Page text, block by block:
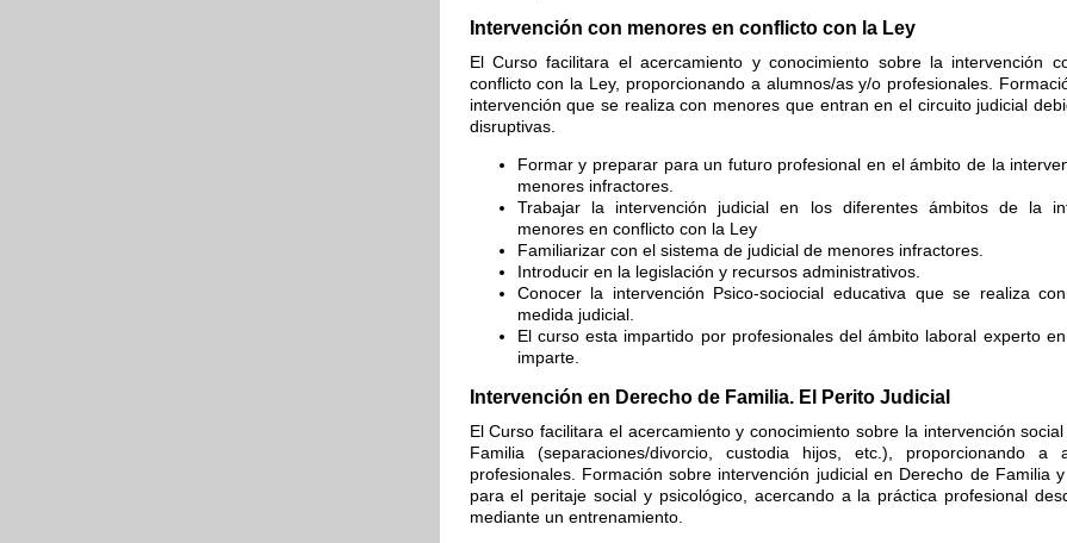
Intervención con menores en conflicto con la Ley
El Curso facilitara el acercamiento y conocimiento sobre la intervención
conflicto con la Ley, proporcionando a alumnos/as y/o profesionales.
intervención que se realiza con menores que entran en el circuito judicial
disruptivas.
Formar y preparar para un futuro profesional en el ámbito de la
menores infractores.
Trabajar la intervención judicial en los diferentes ámbitos de la
menores en conflicto con la Ley
Familiarizar con el sistema de judicial de menores infractores.
Introducir en la legislación y recursos administrativos.
Conocer la intervención Psico-sociocial educativa que se realiza
medida judicial.
El curso esta impartido por profesionales del ámbito laboral experto
imparte.
Intervención en Derecho de Familia. El Perito Judicial
El Curso facilitara el acercamiento y conocimiento sobre la intervención
Familia (separaciones/divorcio, custodia hijos, etc.), proporcionando a
profesionales. Formación sobre intervención judicial en Derecho de Familia
para el peritaje social y psicológico, acercando a la práctica profesional
mediante un entrenamiento.